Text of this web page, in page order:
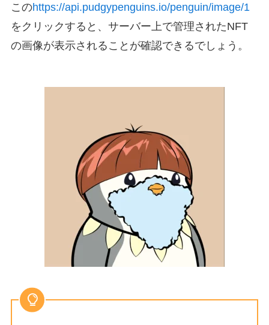
このhttps://api.pudgypenguins.io/penguin/image/1
をクリックすると、サーバー上で管理されたNFT
の画像が表示されることが確認できるでしょう。